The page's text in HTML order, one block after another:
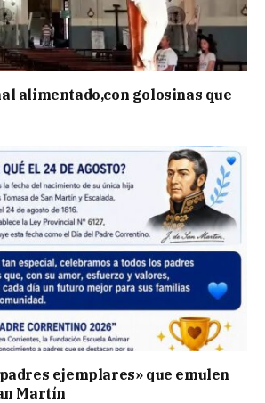
alimentado,con golosinas que
ejemplares» que emulen
Martín